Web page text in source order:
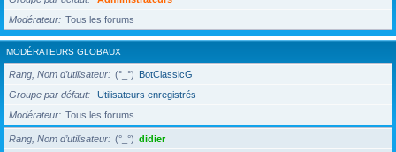
Modérateur
Tous les forums
MODÉRATEURS GLOBAUX
Rang, Nom d’utilisateur (°_°) BotClassicG
Groupe par défaut
Utilisateurs enregistrés
Modérateur
Tous les forums
Rang, Nom d’utilisateur (°_°) didier